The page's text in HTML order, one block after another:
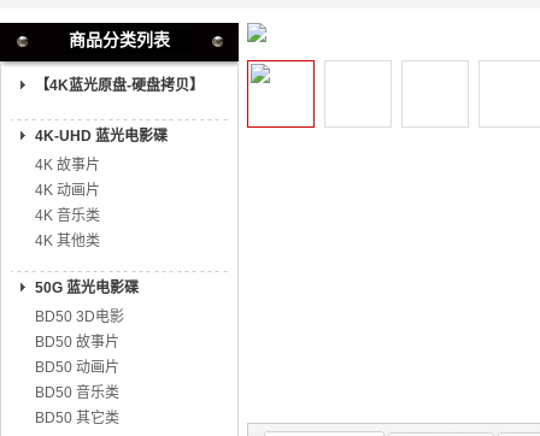
商品分类列表
【4K蓝光原盘-硬盘拷贝】
4K-UHD 蓝光电影碟
4K 故事片
4K 动画片
4K 音乐类
4K 其他类
50G 蓝光电影碟
BD50 3D电影
BD50 故事片
BD50 动画片
BD50 音乐类
BD50 其它类